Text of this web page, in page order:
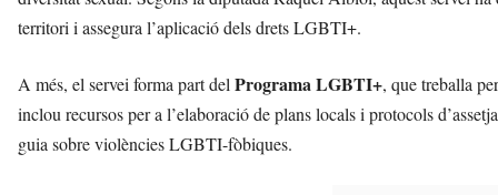
territori i assegura l’aplicació dels drets LGBTI+.
A més, el servei forma part delPrograma LGBTI+, que treballa
inclou recursos per a l’elaboració de plans locals i protocols
guia sobre violències LGBTI-fòbiques.